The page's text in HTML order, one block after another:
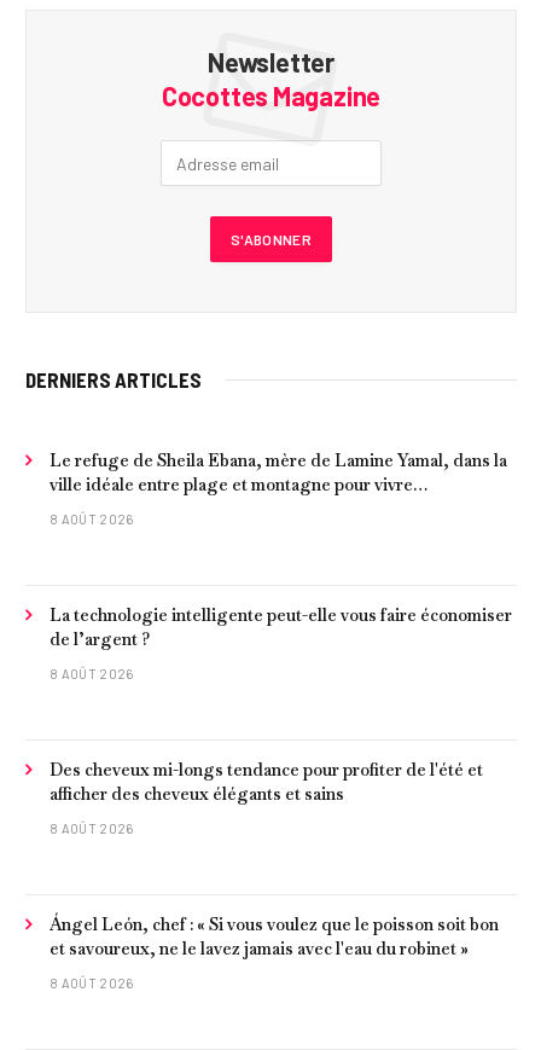
Newsletter
Cocottes Magazine
DERNIERS ARTICLES
Le refuge de Sheila Ebana, mère de Lamine Yamal, dans la
ville idéale entre plage et montagne pour vivre
tranquillement près de Barcelone
8 AOÛT 2026
La technologie intelligente peut-elle vous faire économiser
de l’argent ?
8 AOÛT 2026
Des cheveux mi-longs tendance pour profiter de l'été et
afficher des cheveux élégants et sains
8 AOÛT 2026
Ángel León, chef : « Si vous voulez que le poisson soit bon
et savoureux, ne le lavez jamais avec l'eau du robinet »
8 AOÛT 2026